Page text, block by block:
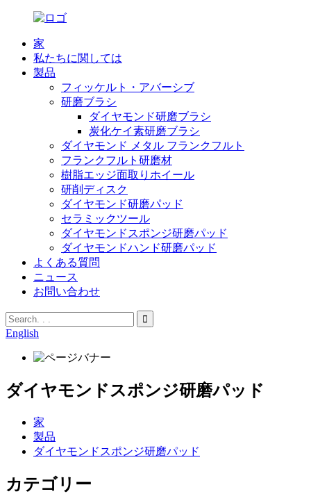
家
私たちに関しては
製品
フィッケルト・アバーシブ
研磨ブラシ
ダイヤモンド研磨ブラシ
炭化ケイ素研磨ブラシ
ダイヤモンド メタル フランクフルト
フランクフルト研磨材
樹脂エッジ面取りホイール
研削ディスク
ダイヤモンド研磨パッド
セラミックツール
ダイヤモンドスポンジ研磨パッド
ダイヤモンドハンド研磨パッド
よくある質問
ニュース
お問い合わせ
English
ダイヤモンドスポンジ研磨パッド
家
製品
ダイヤモンドスポンジ研磨パッド
カテゴリー